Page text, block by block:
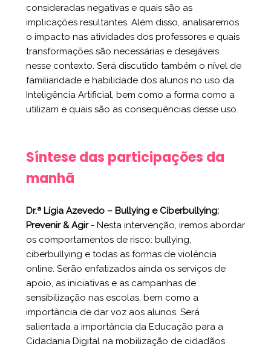
consideradas negativas e quais são as
implicações resultantes. Além disso, analisaremos
o impacto nas atividades dos professores e quais
transformações são necessárias e desejáveis
nesse contexto. Será discutido também o nível de
familiaridade e habilidade dos alunos no uso da
Inteligência Artificial, bem como a forma como a
utilizam e quais são as consequências desse uso.
Síntese das participações da
manhã
Dr.ª Lígia Azevedo – Bullying e Ciberbullying:
Prevenir & Agir- Nesta intervenção, iremos abordar
os comportamentos de risco: bullying,
ciberbullying e todas as formas de violência
online. Serão enfatizados ainda os serviços de
apoio, as iniciativas e as campanhas de
sensibilização nas escolas, bem como a
importância de dar voz aos alunos. Será
salientada a importância da Educação para a
Cidadania Digital na mobilização de cidadãos